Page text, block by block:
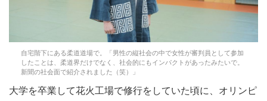
自宅階下にある柔道道場で。「男性の縦社会の中で女性が審判員として参加
したことは、柔道界だけでなく、社会的にもインパクトがあったみたいで。
新聞の社会面で紹介されました（笑）」
大学を卒業して花火工場で修行をしていた頃に、オリンピ